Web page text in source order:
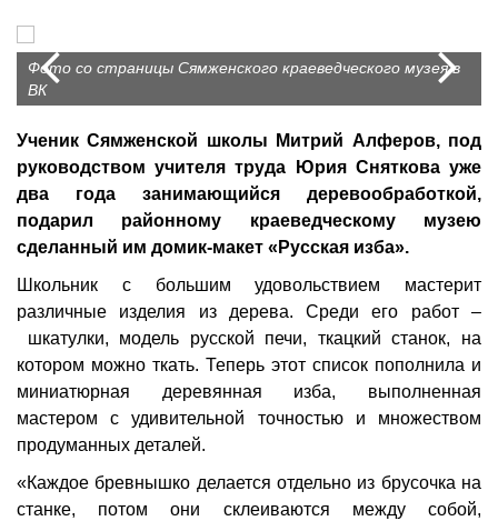
Prev
Фото со страницы Сямженского краеведческого музея в
ВК
Ученик Сямженской школы Митрий Алферов, под
руководством учителя труда Юрия Сняткова уже
два года занимающийся деревообработкой,
подарил районному краеведческому музею
сделанный им домик-макет «Русская изба».
Школьник с большим удовольствием мастерит
различные изделия из дерева. Среди его работ –
шкатулки, модель русской печи, ткацкий станок, на
котором можно ткать. Теперь этот список пополнила и
миниатюрная деревянная изба, выполненная
мастером с удивительной точностью и множеством
продуманных деталей.
«Каждое бревнышко делается отдельно из брусочка на
станке, потом они склеиваются между собой,